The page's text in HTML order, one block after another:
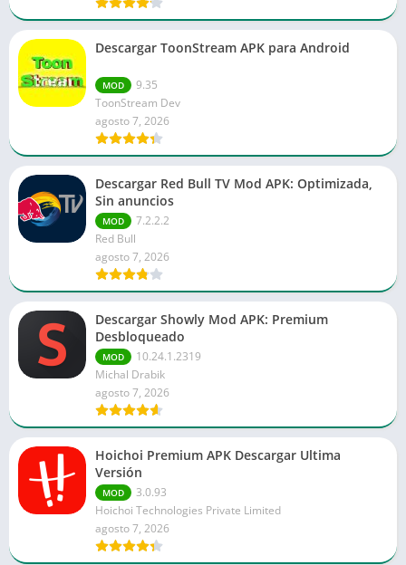
Descargar ToonStream APK para Android
MOD
9.35
ToonStream Dev
agosto 7, 2026
Descargar Red Bull TV Mod APK: Optimizada,
Sin anuncios
MOD
7.2.2.2
Red Bull
agosto 7, 2026
Descargar Showly Mod APK: Premium
Desbloqueado
MOD
10.24.1.2319
Michal Drabik
agosto 7, 2026
Hoichoi Premium APK Descargar Ultima
Versión
MOD
3.0.93
Hoichoi Technologies Private Limited
agosto 7, 2026